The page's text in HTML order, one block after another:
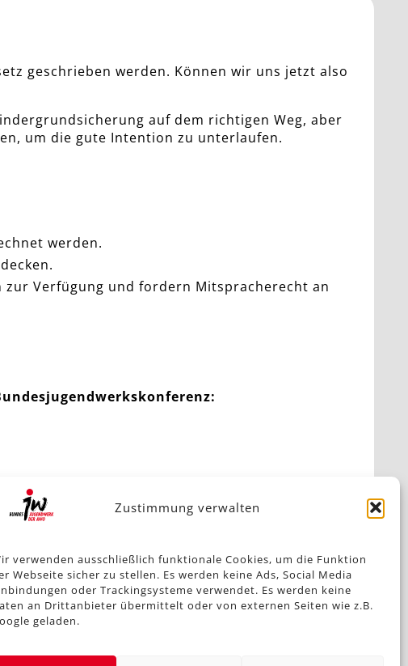
Zustimmung verwalten
verwenden ausschließlich funktionale Cookies, um die Funktion
Webseite sicher zu stellen. Es werden keine Ads, Social Media
oder Trackingsysteme verwendet. Es werden keine
an Drittanbieter übermittelt oder von externen Seiten wie z.B.
geladen.
geschrieben werden. Können wir uns jetzt also
auf dem richtigen Weg, aber
um die gute Intention zu unterlaufen.
werden.
Verfügung und fordern Mitspracherecht an
Kinder und Jugendliche in der aktuellen Situation